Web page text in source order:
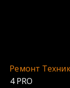
Ремонт
4 PRO